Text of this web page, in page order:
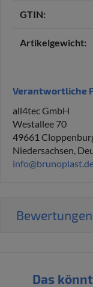
GTIN:
Artikelgewicht‍:
Verantwortliche
all4tec GmbH
Westallee 70
49661
Niedersachsen,
Bewertungen
Das